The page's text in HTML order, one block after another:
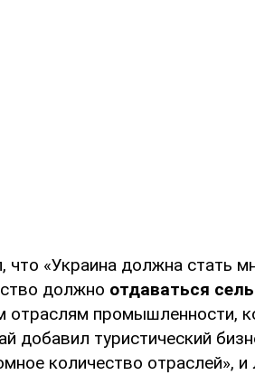
что «Украина должна стать
должно отдаваться
отраслям промышленности,
добавил туристический
количество отраслей»,